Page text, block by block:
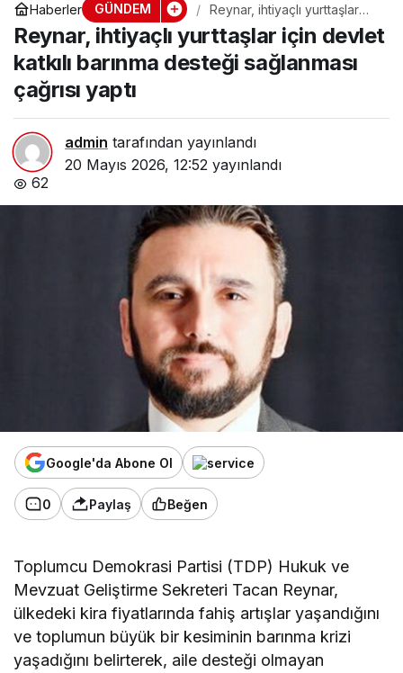
Haberler GÜNDEM
Reynar, ihtiyaçlı yurttaşlar
için devlet katkılı barınma
desteği sağlanması çağrısı
yaptı
Reynar, ihtiyaçlı yurttaşlar için devlet
katkılı barınma desteği sağlanması
çağrısı yaptı
admin tarafından yayınlandı
20 Mayıs 2026, 12:52 yayınlandı
62
Google'da Abone Ol
0 Paylaş Beğen
Toplumcu Demokrasi Partisi (TDP) Hukuk ve
Mevzuat Geliştirme Sekreteri Tacan Reynar,
ülkedeki kira fiyatlarında fahiş artışlar yaşandığını
ve toplumun büyük bir kesiminin barınma krizi
yaşadığını belirterek, aile desteği olmayan